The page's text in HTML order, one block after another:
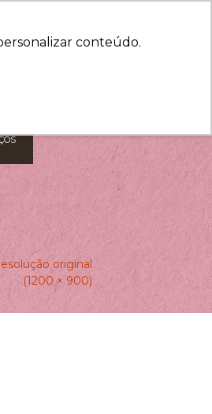
conteúdo.
original
(1200 × 900)